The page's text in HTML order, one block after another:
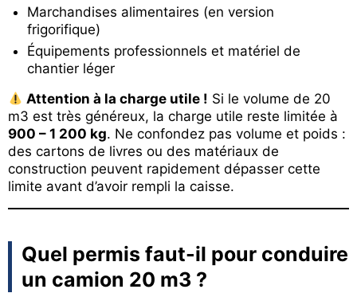
Marchandises alimentaires (en version
frigorifique)
Équipements professionnels et matériel de
chantier léger
Attention à la charge utile ! Si le volume de 20
m3 est très généreux, la charge utile reste limitée à
900 – 1 200 kg. Ne confondez pas volume et poids :
des cartons de livres ou des matériaux de
construction peuvent rapidement dépasser cette
limite avant d’avoir rempli la caisse.
Quel permis faut-il pour conduire
un camion 20 m3 ?